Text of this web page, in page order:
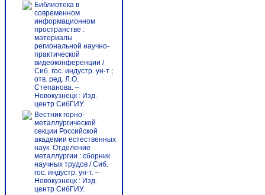
Библиотека в
современном
информационном
пространстве :
материалы
региональной научно-
практической
видеоконференции /
Сиб. гос. индустр. ун-т ;
отв. ред. Л.О.
Степанова. –
Новокузнецк : Изд.
центр СибГИУ.
Вестник горно-
металлургической
секции Российской
академии естественных
наук. Отделение
металлургии : сборник
научных трудов / Сиб.
гос. индустр. ун-т. –
Новокузнецк : Изд.
центр СибГИУ.